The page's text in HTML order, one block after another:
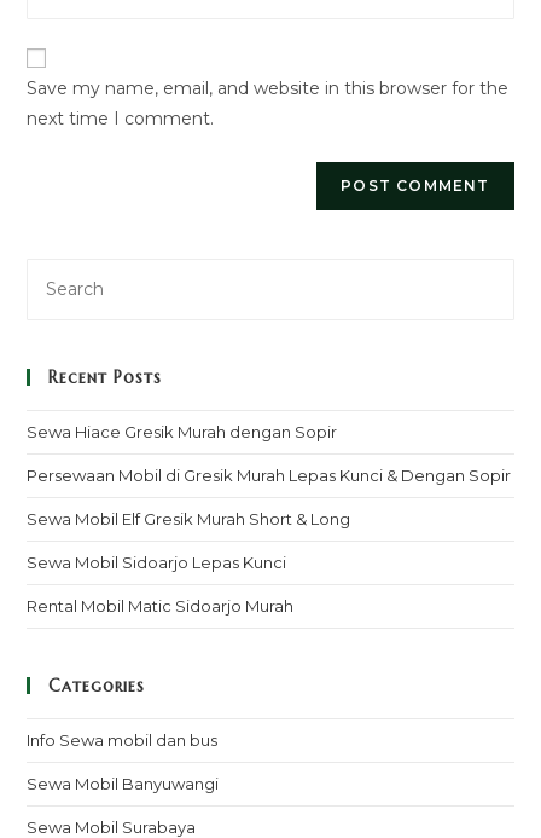
URL
(optional)
Save my name, email, and website in this browser for the
next time I comment.
Recent Posts
Sewa Hiace Gresik Murah dengan Sopir
Persewaan Mobil di Gresik Murah Lepas Kunci & Dengan Sopir
Sewa Mobil Elf Gresik Murah Short & Long
Sewa Mobil Sidoarjo Lepas Kunci
Rental Mobil Matic Sidoarjo Murah
Categories
Info Sewa mobil dan bus
Sewa Mobil Banyuwangi
Sewa Mobil Surabaya